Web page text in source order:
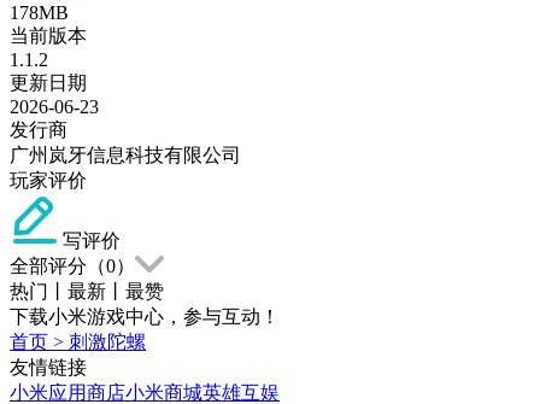
178MB
当前版本
1.1.2
更新日期
2026-06-23
发行商
广州岚牙信息科技有限公司
玩家评价
写评价
全部评分（0）
热门
最新
最赞
下载小米游戏中心，参与互动！
首页 > 刺激陀螺
友情链接
小米应用商店小米商城英雄互娱